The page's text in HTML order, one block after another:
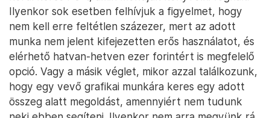
Ilyenkor sok esetben felhívjuk a figyelmet, hogy
nem kell erre feltétlen százezer, mert az adott
munka nem jelent kifejezetten erős használatot, és
elérhető hatvan-hetven ezer forintért is megfelelő
opció. Vagy a másik véglet, mikor azzal találkozunk,
hogy egy vevő grafikai munkára keres egy adott
összeg alatt megoldást, amennyiért nem tudunk